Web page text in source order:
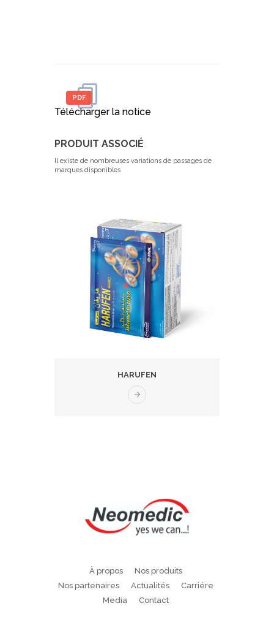
PDF
Télécharger la notice
PRODUIT ASSOCIÉ
Il existe de nombreuses variations de passages de
marques disponibles
HARUFEN
À propos
Nos produits
Nos partenaires
Actualités
Carriére
Media
Contact